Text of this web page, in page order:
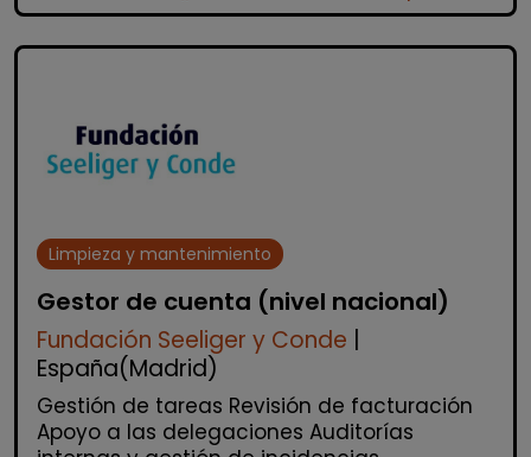
Limpieza y mantenimiento
Gestor de cuenta (nivel nacional)
Fundación Seeliger y Conde |
España(Madrid)
Gestión de tareas Revisión de facturación
Apoyo a las delegaciones Auditorías